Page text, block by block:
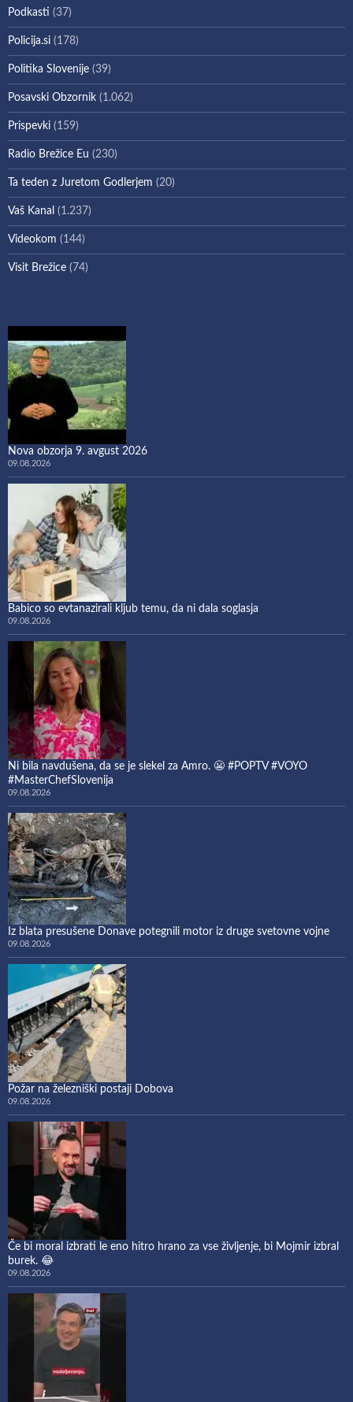
Podkasti (37)
Policija.si (178)
Politika Slovenije (39)
Posavski Obzornik (1.062)
Prispevki (159)
Radio Brežice Eu (230)
Ta teden z Juretom Godlerjem (20)
Vaš Kanal (1.237)
Videokom (144)
Visit Brežice (74)
Nova obzorja 9. avgust 2026
09.08.2026
Babico so evtanazirali kljub temu, da ni dala soglasja
09.08.2026
Ni bila navdušena, da se je slekel za Amro. 😬 #POPTV #VOYO
#MasterChefSlovenija
09.08.2026
Iz blata presušene Donave potegnili motor iz druge svetovne vojne
09.08.2026
Požar na železniški postaji Dobova
09.08.2026
Če bi moral izbrati le eno hitro hrano za vse življenje, bi Mojmir izbral
burek. 😂
09.08.2026